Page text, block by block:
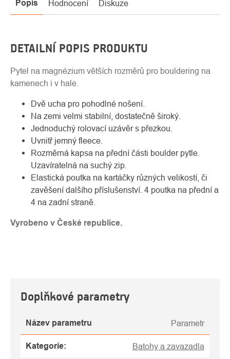
Popis Hodnocení Diskuze
DETAILNÍ POPIS PRODUKTU
Pytel na magnézium větších rozměrů pro bouldering na
kamenech i v hale.
Dvě ucha pro pohodlné nošení.
Na zemi velmi stabilní, dostatečně široký.
Jednoduchý rolovací uzávěr s přezkou.
Uvnitř jemný fleece.
Rozměrná kapsa na přední části boulder pytle.
Uzavíratelná na suchý zip.
Elastická poutka na kartáčky různých velikostí, či
zavěšení dalšího příslušenství. 4 poutka na přední a
4 na zadní straně.
Vyrobeno v České republice.
Doplňkové parametry
Název parametru Parametr
Kategorie: Batohy a zavazadla